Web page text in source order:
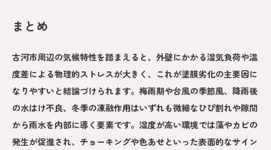
まとめ
古河市周辺の気候特性を踏まえると、外壁にかかる湿気負荷や温
度差による物理的ストレスが大きく、これが塗膜劣化の主要因に
なりやすいと結論づけられます。梅雨期や台風の季節風、降雨後
の水はけ不良、冬季の凍融作用はいずれも微細なひび割れや隙間
から雨水を内部に導く要素です。湿度が高い環境では藻やカビの
発生が促進され、チョーキングや色あせといった表面的なサイン